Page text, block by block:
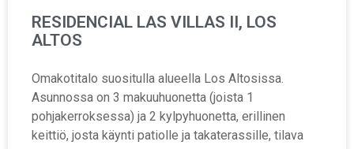
RESIDENCIAL LAS VILLAS II, LOS
ALTOS
Omakotitalo suositulla alueella Los Altosissa.
Asunnossa on 3 makuuhuonetta (joista 1
pohjakerroksessa) ja 2 kylpyhuonetta, erillinen
keittiö, josta käynti patiolle ja takaterassille, tilava